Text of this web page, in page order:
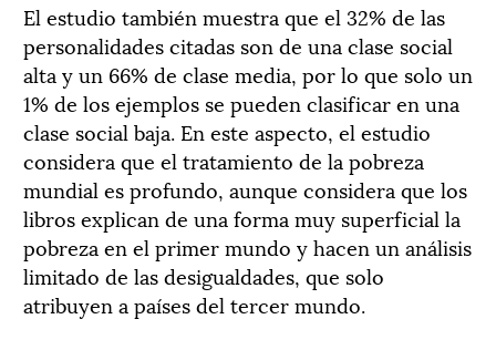
El estudio también muestra que el 32% de las
personalidades citadas son de una clase social
alta y un 66% de clase media, por lo que solo un
1% de los ejemplos se pueden clasificar en una
clase social baja. En este aspecto, el estudio
considera que el tratamiento de la pobreza
mundial es profundo, aunque considera que los
libros explican de una forma muy superficial la
pobreza en el primer mundo y hacen un análisis
limitado de las desigualdades, que solo
atribuyen a países del tercer mundo.